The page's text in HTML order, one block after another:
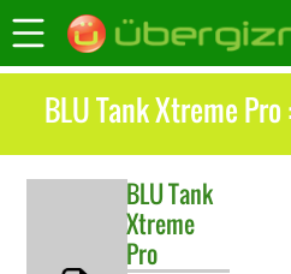
BLU Tank Xtreme
BLUTank
Xtreme
Pro